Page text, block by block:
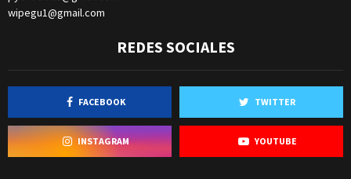
wipegu1@gmail.com
REDES SOCIALES
FACEBOOK TWITTER
INSTAGRAM YOUTUBE